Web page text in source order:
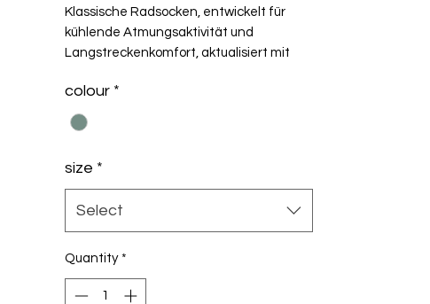
Klassische Radsocken, entwickelt für
kühlende Atmungsaktivität und
Langstreckenkomfort, aktualisiert mit
Konstruktion.
colour *
size *
Select
Quantity *